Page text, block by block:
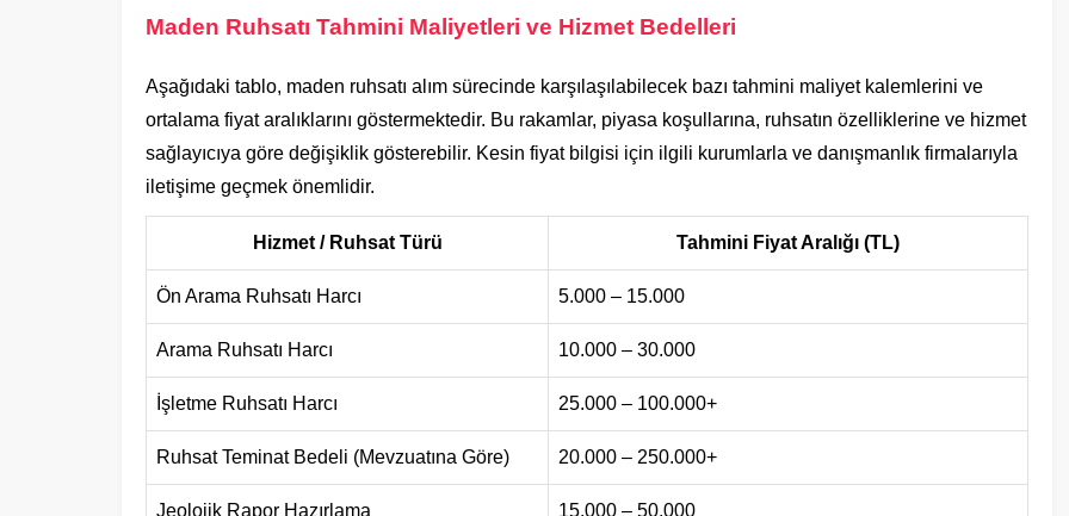
Maden Ruhsatı Tahmini Maliyetleri ve Hizmet Bedelleri
Aşağıdaki tablo, maden ruhsatı alım sürecinde karşılaşılabilecek bazı tahmini maliyet kalemlerini ve
ortalama fiyat aralıklarını göstermektedir. Bu rakamlar, piyasa koşullarına, ruhsatın özelliklerine ve hizmet
sağlayıcıya göre değişiklik gösterebilir. Kesin fiyat bilgisi için ilgili kurumlarla ve danışmanlık firmalarıyla
iletişime geçmek önemlidir.
Hizmet / Ruhsat Türü Tahmini Fiyat Aralığı (TL)
Ön Arama Ruhsatı Harcı 5.000 – 15.000
Arama Ruhsatı Harcı 10.000 – 30.000
İşletme Ruhsatı Harcı 25.000 – 100.000+
Ruhsat Teminat Bedeli (Mevzuatına Göre) 20.000 – 250.000+
Jeolojik Rapor Hazırlama 15.000 – 50.000